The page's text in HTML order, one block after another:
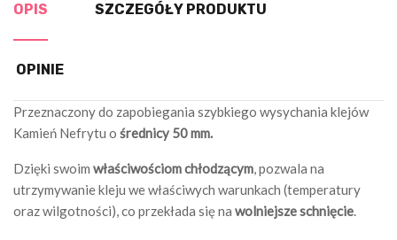
OPIS SZCZEGÓŁY PRODUKTU
OPINIE
Przeznaczony do zapobiegania szybkiego wysychania klejów
Kamień Nefrytu o średnicy 50 mm.
Dzięki swoim właściwościom chłodzącym, pozwala na
utrzymywanie kleju we właściwych warunkach (temperatury
oraz wilgotności), co przekłada się na wolniejsze schnięcie.